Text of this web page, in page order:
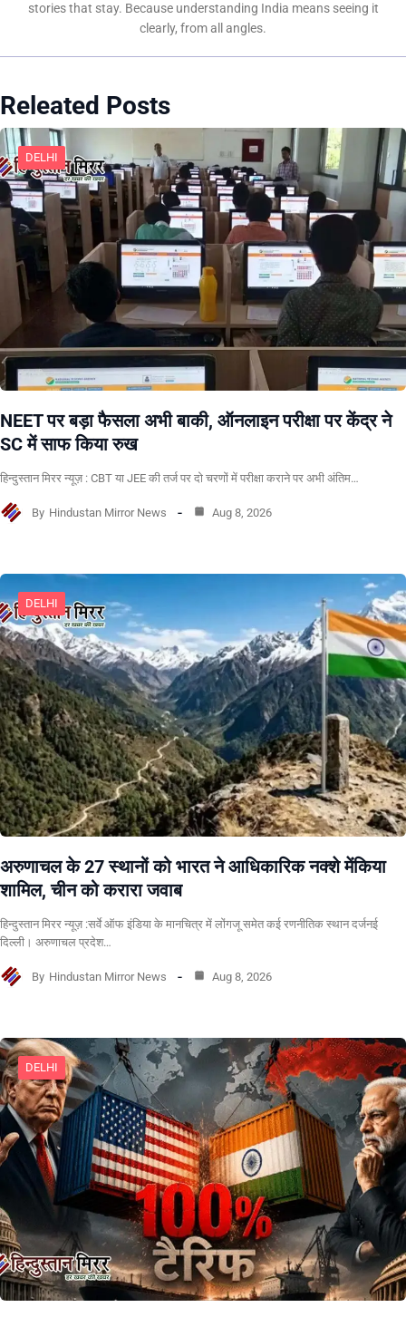
stories that stay. Because understanding India means seeing it
clearly, from all angles.
Releated Posts
DELHI
NEET पर बड़ा फैसला अभी बाकी, ऑनलाइन परीक्षा पर केंद्र ने
SC में साफ किया रुख
हिन्दुस्तान मिरर न्यूज़ : CBT या JEE की तर्ज पर दो चरणों में परीक्षा कराने पर अभी अंतिम…
By Hindustan Mirror News Aug 8, 2026
DELHI
अरुणाचल के 27 स्थानों को भारत ने आधिकारिक नक्शे मेंकिया
शामिल, चीन को करारा जवाब
हिन्दुस्तान मिरर न्यूज़ :सर्वे ऑफ इंडिया के मानचित्र में लोंगजू समेत कई रणनीतिक स्थान दर्जनई
दिल्ली। अरुणाचल प्रदेश…
By Hindustan Mirror News Aug 8, 2026
DELHI